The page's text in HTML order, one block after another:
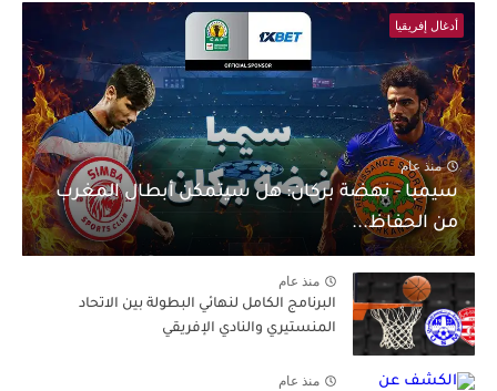
أدغال إفريقيا
منذ عام
سيمبا - نهضة بركان: هل سيتمكن أبطال المغرب
من الحفاظ...
منذ عام
البرنامج الكامل لنهائي البطولة بين الاتحاد
المنستيري والنادي الإفريقي
منذ عام